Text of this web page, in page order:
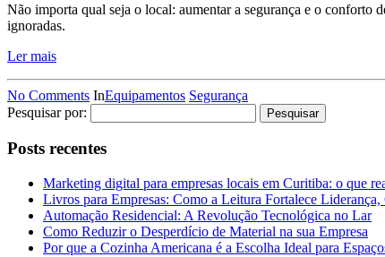
Não importa qual seja o local: aumentar a segurança e o conforto
ignoradas.
Ler mais
No Comments InEquipamentos Segurança
Pesquisar por:
Posts recentes
Marketing digital para empresas locais em Curitiba: o que
Livros para Empresas: Como a Leitura Fortalece Liderança,
Automação Residencial: A Revolução Tecnológica no Lar
Como Reduzir o Desperdício de Material na sua Empresa
Por que a Cozinha Americana é a Escolha Ideal para